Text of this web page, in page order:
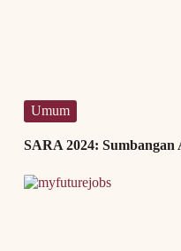
Umum
SARA 2024: Sumbangan